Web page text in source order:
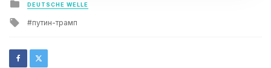
in
DEUTSCHE WELLE
Tagged
with
путин-трамп